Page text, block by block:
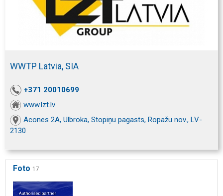
WWTP Latvia, SIA
+371 20010699
www.lzt.lv
Acones 2A, Ulbroka, Stopiņu pagasts, Ropažu nov., LV-
2130
Foto 17